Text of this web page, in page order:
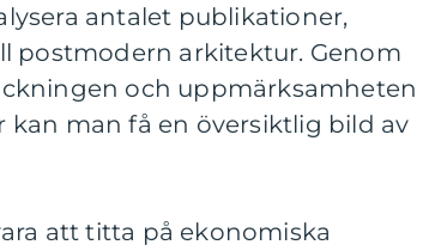
antalet publikationer,
postmodern arkitektur. Genom
och uppmärksamheten
man få en översiktlig bild av
att titta på ekonomiska